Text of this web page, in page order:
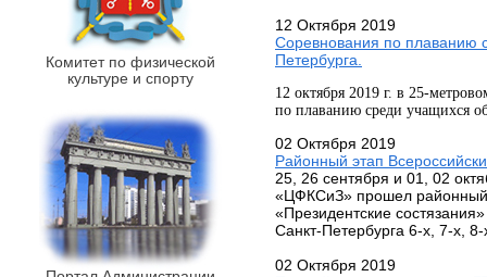
Комитет по физической
культуре и спорту
12 Октября 2019
Соревнования по плаванию
Петербурга.
12 октября 2019 г. в 25-
по плаванию среди учащихся
02 Октября 2019
Районный этап
25, 26 сентября и 01, 02
«ЦФКСиЗ» прошел районный
«Президентские
Санкт-Петербурга 6-х, 7-х,
02 Октября 2019